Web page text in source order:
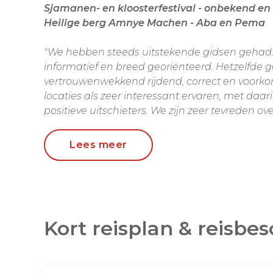
sjamanen- en kloosterfestival - onbekend en authentiek Oost-Tibet -
Heilige berg Amnye Machen - Aba en Pema
"We hebben steeds uitstekende gidsen
informatief en breed georiënteerd. Hetzelfde
vertrouwenwekkend rijdend, correct en
locaties als zeer interessant ervaren, met
positieve uitschieters. We zijn zeer tevreden
Deze reis door onbekend en authentiek Oost-
offers gebracht en rituele dansen opgevoerd.
bijzonder en doen, door zelfkastijding
Lees meer
Kort reisplan &